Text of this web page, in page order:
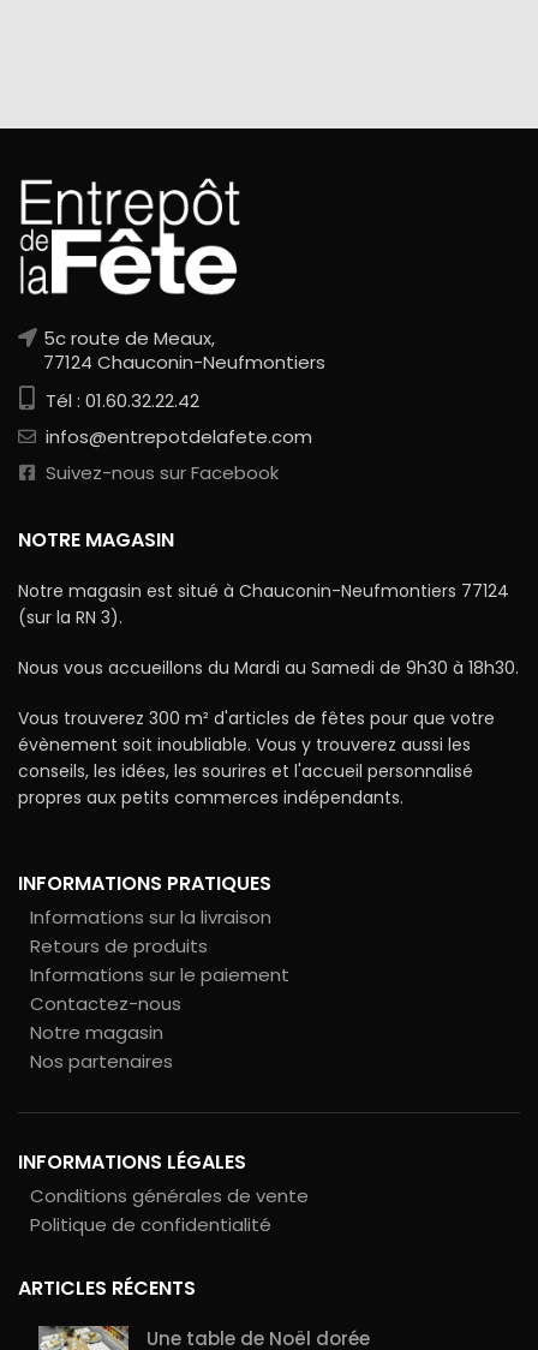
5c route de Meaux,
77124 Chauconin-Neufmontiers
Tél : 01.60.32.22.42
infos@entrepotdelafete.com
Suivez-nous sur Facebook
NOTRE MAGASIN
Notre magasin est situé à Chauconin-Neufmontiers 77124
(sur la RN 3).
Nous vous accueillons du Mardi au Samedi de 9h30 à 18h30.
Vous trouverez 300 m² d'articles de fêtes pour que votre
évènement soit inoubliable. Vous y trouverez aussi les
conseils, les idées, les sourires et l'accueil personnalisé
propres aux petits commerces indépendants.
INFORMATIONS PRATIQUES
Informations sur la livraison
Retours de produits
Informations sur le paiement
Contactez-nous
Notre magasin
Nos partenaires
INFORMATIONS LÉGALES
Conditions générales de vente
Politique de confidentialité
ARTICLES RÉCENTS
Une table de Noël dorée